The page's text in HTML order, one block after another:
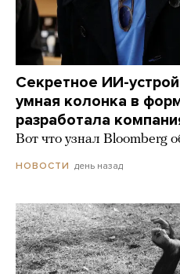
Секретное ИИ-
умная колонка в
разработала
Вот что узнал Bloomberg
НОВОСТИ день назад